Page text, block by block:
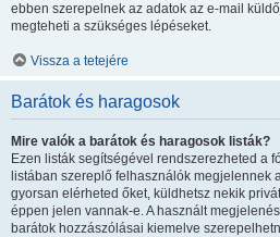
ebben szerepelnek az adatok az e-mail
megteheti a szükséges lépéseket.
Vissza a tetejére
Barátok és haragosok
Mire valók a barátok és haragosok listák?
Ezen listák segítségével rendszerezheted a
listában szereplő felhasználók megjelennek
gyorsan elérheted őket, küldhetsz nekik
éppen jelen vannak-e. A használt
barátok hozzászólásai kiemelve